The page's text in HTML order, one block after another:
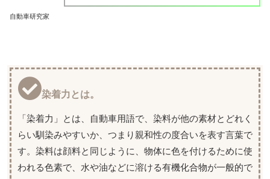
自動車研究家
染着力とは。
「染着力」とは、自動車用語で、染料が他の素材とどれく
らい馴染みやすいか、つまり親和性の度合いを表す言葉で
す。染料は顔料と同じように、物体に色を付けるために使
われる色素で、水や油などに溶ける有機化合物が一般的で